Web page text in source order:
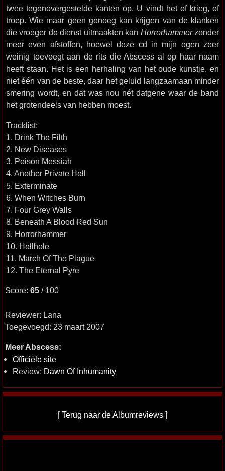
twee tegenovergestelde kanten op. U vindt het of krieg, of
troep. Wie maar geen genoeg kan krijgen van de klanken
die vroeger de dienst uitmaakten kan Horrorhammerzonder
meer even afstoffen, hoewel deze cd in mijn ogen zeer
weinig toevoegt aan de rits die Abscess al op haar naam
heeft staan. Het is een herhaling van het oude kunstje, en
niet één van de beste, daar het geluid langzaamaan minder
smering wordt, en dat was nou nét datgene waar de band
het grotendeels van hebben moest.
Tracklist:
1. Drink The Filth
2. New Diseases
3. Poison Messiah
4. Another Private Hell
5. Exterminate
6. When Witches Burn
7. Four Grey Walls
8. Beneath A Blood Red Sun
9. Horrorhammer
10. Hellhole
11. March Of The Plague
12. The Eternal Pyre
Score: 65 / 100
Reviewer: Lana
Toegevoegd: 23 maart 2007
Meer Abscess:
Officiële site
Review: Dawn Of Inhumanity
[Terug naar de Albumreviews ]